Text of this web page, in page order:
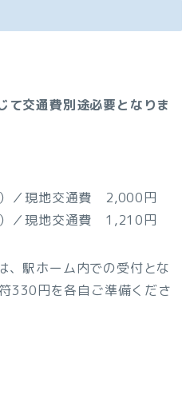
交通費別途必要となりま
現地交通費 2,000円
／現地交通費 1,210円
駅ホーム内での受付とな
330円を各自ご準備くださ